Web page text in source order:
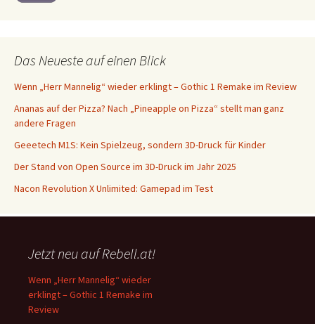
Das Neueste auf einen Blick
Wenn „Herr Mannelig“ wieder erklingt – Gothic 1 Remake im Review
Ananas auf der Pizza? Nach „Pineapple on Pizza“ stellt man ganz
andere Fragen
Geeetech M1S: Kein Spielzeug, sondern 3D-Druck für Kinder
Der Stand von Open Source im 3D-Druck im Jahr 2025
Nacon Revolution X Unlimited: Gamepad im Test
Jetzt neu auf Rebell.at!
Wenn „Herr Mannelig“ wieder
erklingt – Gothic 1 Remake im
Review